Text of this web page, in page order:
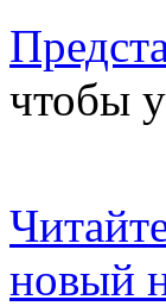
чтобы
новый